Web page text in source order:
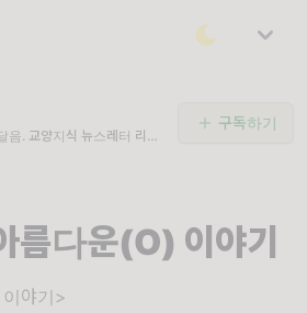
음. 교양지식 뉴스레터 리드
구독하기
름다운(O) 이야기
야기>